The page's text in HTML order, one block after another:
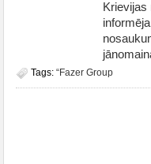
Krievijas
Tags: “Fazer Group